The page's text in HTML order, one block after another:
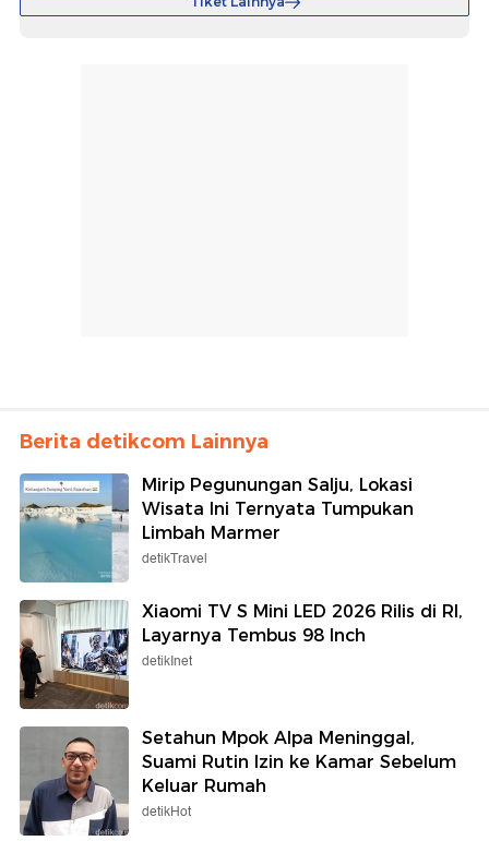
Berita detikcom Lainnya
Mirip Pegunungan Salju, Lokasi
Wisata Ini Ternyata Tumpukan
Limbah Marmer
detikTravel
Xiaomi TV S Mini LED 2026 Rilis di RI,
Layarnya Tembus 98 Inch
detikInet
Setahun Mpok Alpa Meninggal,
Suami Rutin Izin ke Kamar Sebelum
Keluar Rumah
detikHot